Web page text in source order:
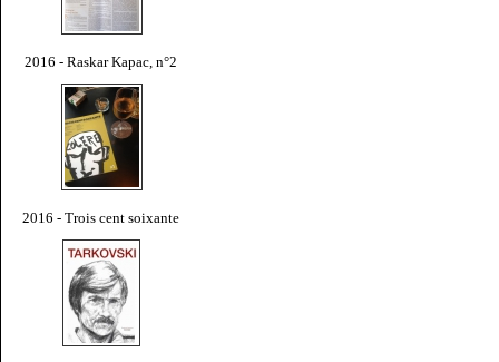
2016 - Raskar Kapac, n°2
2016 - Trois cent soixante